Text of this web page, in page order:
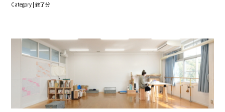
Category |終了分